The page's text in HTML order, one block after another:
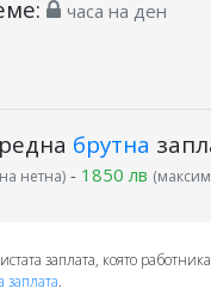
часа на ден
брутна
нетна)- 1850 лв
заплата, която
заплата.